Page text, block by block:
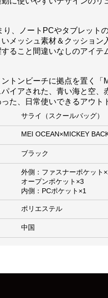
、ノートPCやタブレット
メッシュ素材＆クッション
ること間違いなしのアイテ
トンビーチに拠点を置く「
イアされた、青い海と空
た、日常使いできるアウト
サライ（スクールバッグ）
MEI OCEAN×MICKEY
ブラック
外側：ファスナーポケット
オープンポケット×3
内側：PCポケット×1
ポリエステル
中国